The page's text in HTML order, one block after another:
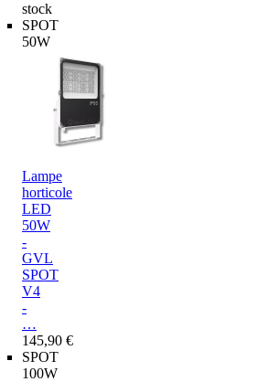
stock
SPOT
50W
Lampe
horticole
LED
50W
-
GVL
SPOT
V4
-
…
145,90 €
SPOT
100W